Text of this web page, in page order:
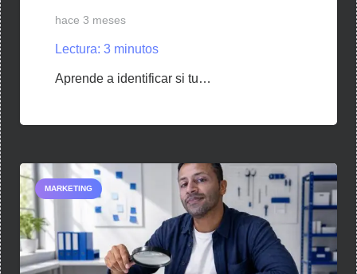
hace 3 meses
Lectura: 3 minutos
Aprende a identificar si tu…
MARKETING